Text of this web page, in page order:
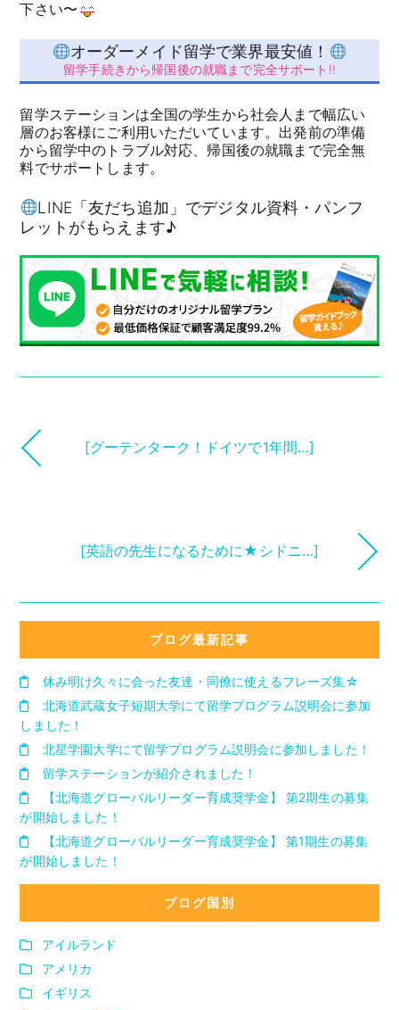
下さい〜
オーダーメイド留学で業界最安値！
留学手続きから帰国後の就職まで完全サポート!!
留学ステーションは全国の学生から社会人まで幅広い
層のお客様にご利用いただいています。出発前の準備
から留学中のトラブル対応、帰国後の就職まで完全無
料でサポートします。
LINE「友だち追加」でデジタル資料・パンフ
レットがもらえます♪
[グーテンターク！ドイツで1年間…]
[英語の先生になるために★シドニ…]
ブログ最新記事
休み明け久々に会った友達・同僚に使えるフレーズ集☆
北海道武蔵女子短期大学にて留学プログラム説明会に参加
しました！
北星学園大学にて留学プログラム説明会に参加しました！
留学ステーションが紹介されました！
【北海道グローバルリーダー育成奨学金】 第2期生の募集
が開始しました！
【北海道グローバルリーダー育成奨学金】 第1期生の募集
が開始しました！
ブログ国別
アイルランド
アメリカ
イギリス